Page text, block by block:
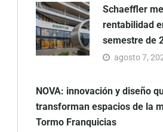
Schaeffler
rentabilidad
semestre de
agosto 7,
NOVA: innovación y diseño
transforman espacios de la
Tormo Franquicias